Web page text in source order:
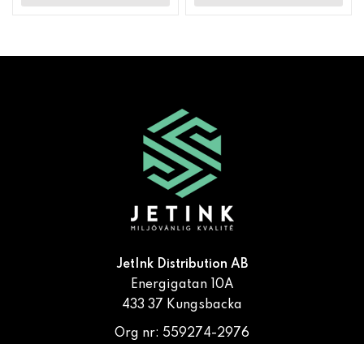
JetInk Distribution AB
Energigatan 10A
433 37 Kungsbacka
Org nr: 559274-2976